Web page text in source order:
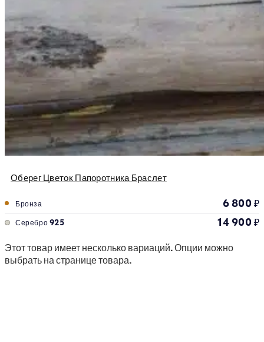
Оберег Цветок Папоротника Браслет
Бронза 6 800₽
Серебро 925 14 900₽
Этот товар имеет несколько вариаций. Опции можно
выбрать на странице товара.